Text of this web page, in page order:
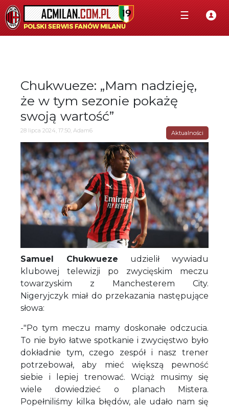
☰
Chukwueze: „Mam nadzieję,
że w tym sezonie pokażę
swoją wartość”
28 lipca 2024, 17:50, Adam6 Aktualności
Samuel Chukwueze udzielił wywiadu
klubowej telewizji po zwycięskim meczu
towarzyskim z Manchesterem City.
Nigeryjczyk miał do przekazania następujące
słowa:
-"Po tym meczu mamy doskonałe odczucia.
To nie było łatwe spotkanie i zwycięstwo było
dokładnie tym, czego zespół i nasz trener
potrzebował, aby mieć większą pewność
siebie i lepiej trenować. Wciąż musimy się
wiele dowiedzieć o planach Mistera.
Popełniliśmy kilka błędów, ale udało nam się